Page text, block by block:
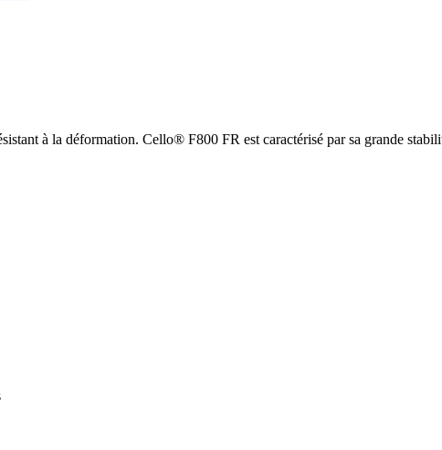
à la déformation. Cello® F800 FR est caractérisé par sa grande